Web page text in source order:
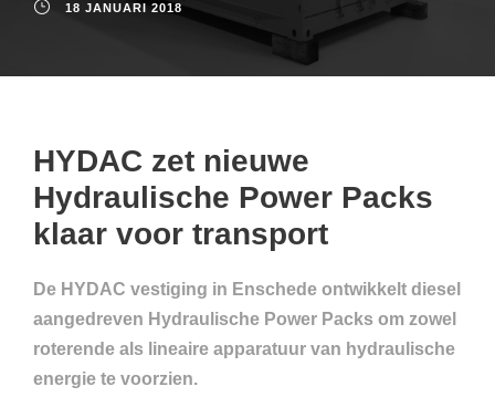
18 JANUARI 2018
HYDAC zet nieuwe
Hydraulische Power Packs
klaar voor transport
De HYDAC vestiging in Enschede ontwikkelt diesel
aangedreven Hydraulische Power Packs om zowel
roterende als lineaire apparatuur van hydraulische
energie te voorzien.